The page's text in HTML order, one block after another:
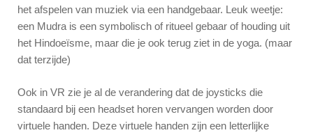
het afspelen van muziek via een handgebaar. Leuk weetje:
een Mudra is een symbolisch of ritueel gebaar of houding uit
het Hindoeïsme, maar die je ook terug ziet in de yoga. (maar
dat terzijde)
Ook in VR zie je al de verandering dat de joysticks die
standaard bij een headset horen vervangen worden door
virtuele handen. Deze virtuele handen zijn een letterlijke